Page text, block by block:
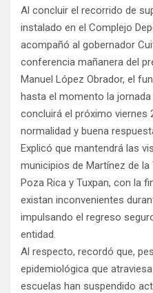
Al concluir el recorrido de
instalado en el Complejo
acompañó al gobernador
conferencia mañanera del
Manuel López Obrador, el
hasta el momento la
concluirá el próximo viernes
normalidad y buena
Explicó que mantendrá las
municipios de Martínez de la
Poza Rica y Tuxpan, con la
existan inconvenientes
impulsando el regreso
entidad.
Al respecto, recordó que,
epidemiológica que
escuelas han suspendido